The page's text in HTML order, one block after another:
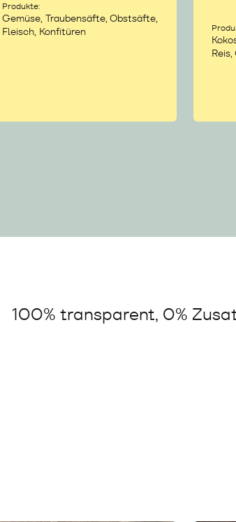
Produkte:
Gemüse, Traubensäfte, Obstsäfte,
Fleisch, Konfitüren
100% transparent, 0%